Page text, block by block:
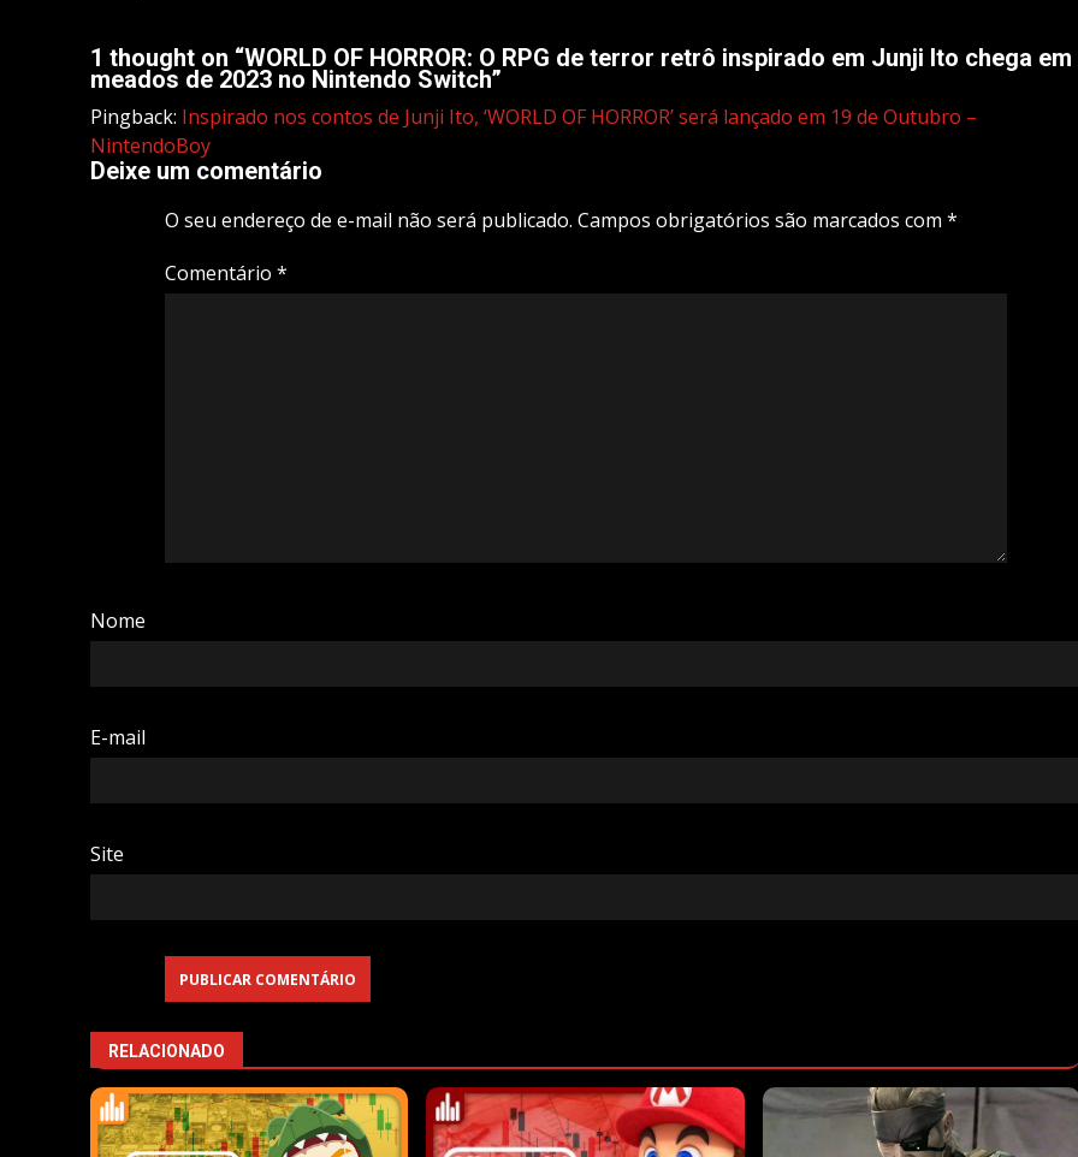
1 thought on “WORLD OF HORROR: O RPG de terror retrô inspirado em Junji Ito chega em
meados de 2023 no Nintendo Switch”
Pingback: Inspirado nos contos de Junji Ito, ‘WORLD OF HORROR’ será lançado em 19 de Outubro –
NintendoBoy
Deixe um comentário
O seu endereço de e-mail não será publicado. Campos obrigatórios são marcados com *
Comentário *
Nome
E-mail
Site
RELACIONADO